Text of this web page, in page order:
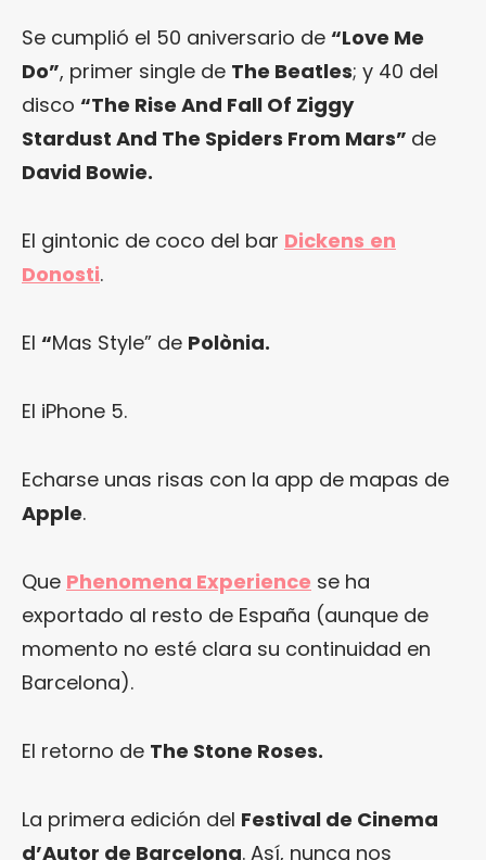
Se cumplió el 50 aniversario de “Love Me
Do”, primer single de The Beatles; y 40 del
disco “The Rise And Fall Of Ziggy
Stardust And The Spiders From Mars” de
David Bowie.
El gintonic de coco del bar Dickens en
Donosti.
El “Mas Style” de Polònia.
El iPhone 5.
Echarse unas risas con la app de mapas de
Apple.
Que Phenomena Experience se ha
exportado al resto de España (aunque de
momento no esté clara su continuidad en
Barcelona).
El retorno de The Stone Roses.
La primera edición del Festival de Cinema
d’Autor de Barcelona. Así, nunca nos